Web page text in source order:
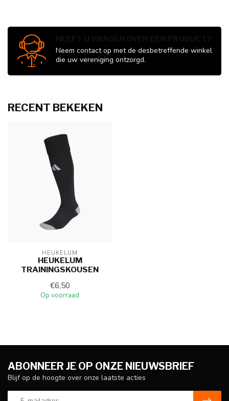
Neem contact op met de desbetreffende winkel
die uw vereniging ontzorgd.
RECENT BEKEKEN
HEUKELUM
HEUKELUM
TRAININGSKOUSEN
€6,50
Op voorraad
ABONNEER JE OP ONZE NIEUWSBRIEF
Blijf op de hoogte over onze laatste acties